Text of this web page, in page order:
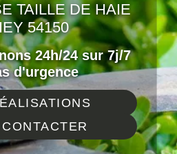
TAILLE DE HAIE
54150
24h/24 sur 7j/7
d'urgence